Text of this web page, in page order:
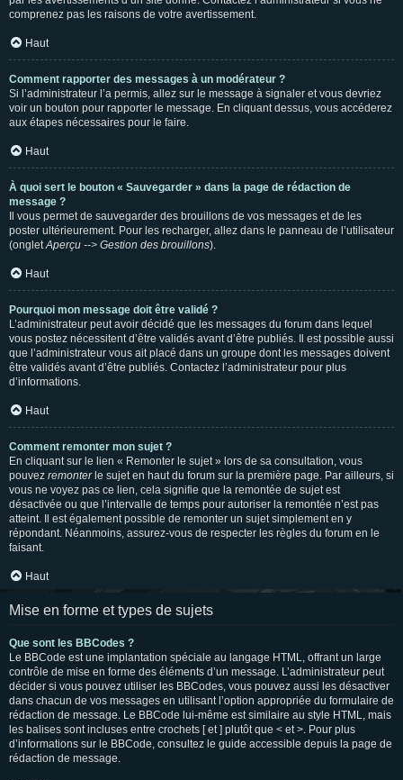
comprenez pas les raisons de votre avertissement.
Haut
Comment rapporter des messages à un modérateur ?
Si l’administrateur l’a permis, allez sur le message à signaler et vous devriez
voir un bouton pour rapporter le message. En cliquant dessus, vous accéderez
aux étapes nécessaires pour le faire.
Haut
À quoi sert le bouton « Sauvegarder » dans la page de rédaction de
message ?
Il vous permet de sauvegarder des brouillons de vos messages et de les
poster ultérieurement. Pour les recharger, allez dans le panneau de l’utilisateur
(ongletAperçu --> Gestion des brouillons).
Haut
Pourquoi mon message doit être validé ?
L’administrateur peut avoir décidé que les messages du forum dans lequel
vous postez nécessitent d’être validés avant d’être publiés. Il est possible aussi
que l’administrateur vous ait placé dans un groupe dont les messages doivent
être validés avant d’être publiés. Contactez l’administrateur pour plus
d’informations.
Haut
Comment remonter mon sujet ?
En cliquant sur le lien « Remonter le sujet » lors de sa consultation, vous
pouvez remonterle sujet en haut du forum sur la première page. Par ailleurs, si
vous ne voyez pas ce lien, cela signifie que la remontée de sujet est
désactivée ou que l’intervalle de temps pour autoriser la remontée n’est pas
atteint. Il est également possible de remonter un sujet simplement en y
répondant. Néanmoins, assurez-vous de respecter les règles du forum en le
faisant.
Haut
Mise en forme et types de sujets
Que sont les BBCodes ?
Le BBCode est une implantation spéciale au langage HTML, offrant un large
contrôle de mise en forme des éléments d’un message. L’administrateur peut
décider si vous pouvez utiliser les BBCodes, vous pouvez aussi les désactiver
dans chacun de vos messages en utilisant l’option appropriée du formulaire de
rédaction de message. Le BBCode lui-même est similaire au style HTML, mais
les balises sont incluses entre crochets [ et ] plutôt que < et >. Pour plus
d’informations sur le BBCode, consultez le guide accessible depuis la page de
rédaction de message.